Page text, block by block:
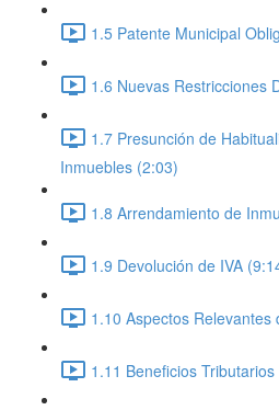
1.5 Patente Municipal
1.6 Nuevas Restricciones
1.7 Presunción de
Inmuebles (2:03)
1.8 Arrendamiento de
1.9 Devolución de IVA
1.10 Aspectos Relevantes
1.11 Beneficios